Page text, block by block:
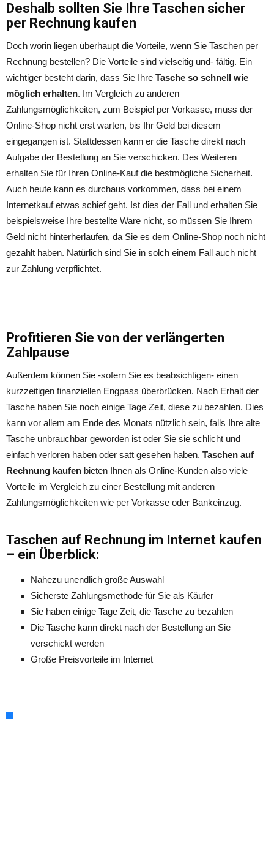
Deshalb sollten Sie Ihre Taschen sicher
per Rechnung kaufen
Doch worin liegen überhaupt die Vorteile, wenn Sie Taschen per
Rechnung bestellen? Die Vorteile sind vielseitig und- fältig. Ein
wichtiger besteht darin, dass Sie Ihre Tasche so schnell wie
möglich erhalten. Im Vergleich zu anderen
Zahlungsmöglichkeiten, zum Beispiel per Vorkasse, muss der
Online-Shop nicht erst warten, bis Ihr Geld bei diesem
eingegangen ist. Stattdessen kann er die Tasche direkt nach
Aufgabe der Bestellung an Sie verschicken. Des Weiteren
erhalten Sie für Ihren Online-Kauf die bestmögliche Sicherheit.
Auch heute kann es durchaus vorkommen, dass bei einem
Internetkauf etwas schief geht. Ist dies der Fall und erhalten Sie
beispielsweise Ihre bestellte Ware nicht, so müssen Sie Ihrem
Geld nicht hinterherlaufen, da Sie es dem Online-Shop noch nicht
gezahlt haben. Natürlich sind Sie in solch einem Fall auch nicht
zur Zahlung verpflichtet.
Profitieren Sie von der verlängerten
Zahlpause
Außerdem können Sie -sofern Sie es beabsichtigen- einen
kurzzeitigen finanziellen Engpass überbrücken. Nach Erhalt der
Tasche haben Sie noch einige Tage Zeit, diese zu bezahlen. Dies
kann vor allem am Ende des Monats nützlich sein, falls Ihre alte
Tasche unbrauchbar geworden ist oder Sie sie schlicht und
einfach verloren haben oder satt gesehen haben. Taschen auf
Rechnung kaufen bieten Ihnen als Online-Kunden also viele
Vorteile im Vergleich zu einer Bestellung mit anderen
Zahlungsmöglichkeiten wie per Vorkasse oder Bankeinzug.
Taschen auf Rechnung im Internet kaufen
– ein Überblick:
Nahezu unendlich große Auswahl
Sicherste Zahlungsmethode für Sie als Käufer
Sie haben einige Tage Zeit, die Tasche zu bezahlen
Die Tasche kann direkt nach der Bestellung an Sie
verschickt werden
Große Preisvorteile im Internet